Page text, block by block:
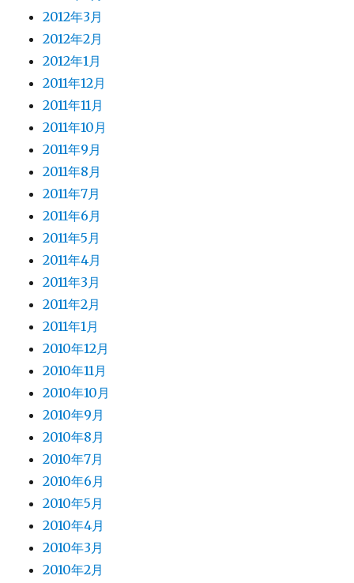
2012年3月
2012年2月
2012年1月
2011年12月
2011年11月
2011年10月
2011年9月
2011年8月
2011年7月
2011年6月
2011年5月
2011年4月
2011年3月
2011年2月
2011年1月
2010年12月
2010年11月
2010年10月
2010年9月
2010年8月
2010年7月
2010年6月
2010年5月
2010年4月
2010年3月
2010年2月